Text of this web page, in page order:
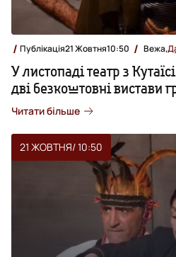
Публікація21 Жовтня10:50 Вежа,
У листопаді театр з
дві безкоштовні вистави
Читати більше
21 ЖОВТНЯ/ 10:50